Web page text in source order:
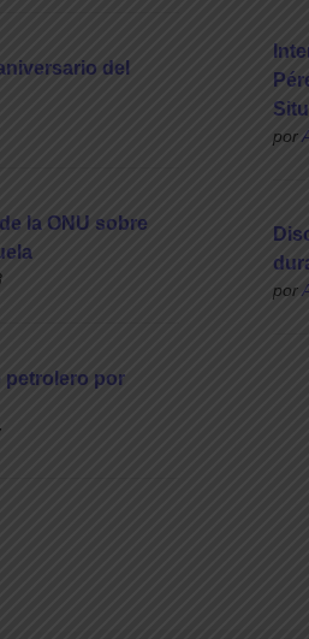
del
la ONU sobre
petrolero por
por
por